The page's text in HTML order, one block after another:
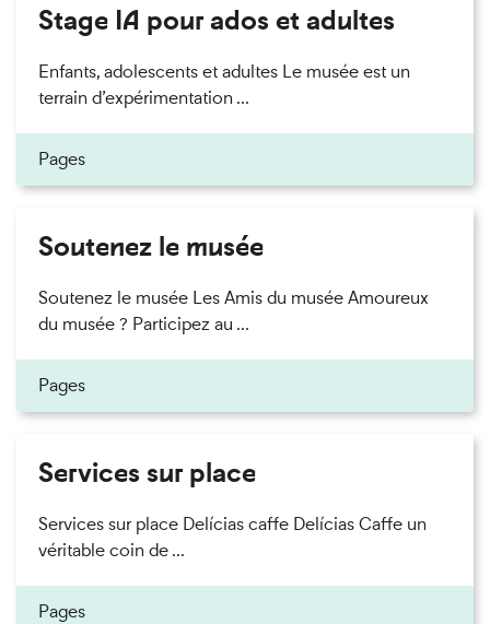
Stage IA pour ados et adultes
Enfants, adolescents et adultes Le musée est un
terrain d’expérimentation ...
Pages
Soutenez le musée
Soutenez le musée Les Amis du musée Amoureux
du musée ? Participez au ...
Pages
Services sur place
Services sur place Delícias caffe Delícias Caffe un
véritable coin de ...
Pages